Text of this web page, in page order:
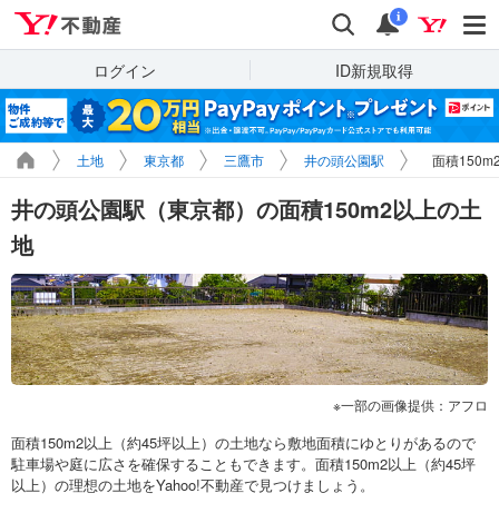
検索 通知
i
ログイン ID新規取得
土地 東京都 三鷹市 井の頭公園駅 面積
井の頭公園駅（東京都）の面積150m2以上の土
地
一部の画像提供：アフロ
面積150m2以上（約45坪以上）の土地なら敷地面積にゆとりがあるので
駐車場や庭に広さを確保することもできます。面積150m2以上（約45坪
以上）の理想の土地をYahoo!不動産で見つけましょう。